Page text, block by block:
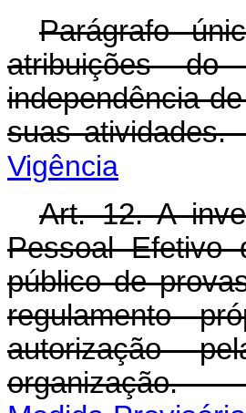
Parágrafo
atribuições do
independência
suas
Vigência
Art. 12. A
Pessoal Efetivo
público de
regulamento
autorização
organização